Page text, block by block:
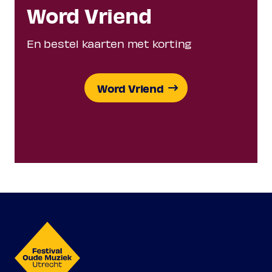
Programma onder voorbehoud
Word Vriend
En bestel kaarten met korting
Word Vriend